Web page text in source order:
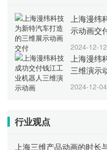
上海漫纬
示动画交
2024-12-12
上海漫纬
三维演示
2024-12-04
行业观点
上海三维产品动画的时长